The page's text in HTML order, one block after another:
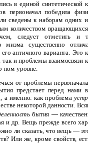
в единой синтетической
первоначал победила
сведены к наборам одних
количеством вращающихся
следует отметить и
мизма существенно
античного варианта. Это
и проблемы взаимосвязи
ном уровне.
от проблемы
предстает перед нами
а именно: как проблема
некоторой данности.
бытия —
и др. Вещь прежде всего
ли сказать, что вещь —
Или же, кроме свойств,